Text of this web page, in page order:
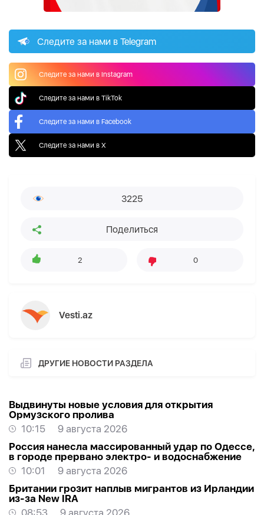
Следите за нами в Telegram
Следите за нами в Instagram
Следите за нами в TikTok
Следите за нами в Facebook
Следите за нами в X
3225
Поделиться
2 0
Vesti.az
ДРУГИЕ НОВОСТИ РАЗДЕЛА
Выдвинуты новые условия для открытия
Ормузского пролива
10:15
9 августа 2026
Россия нанесла массированный удар по Одессе,
в городе прервано электро- и водоснабжение
10:01
9 августа 2026
Британии грозит наплыв мигрантов из Ирландии
из-за New IRA